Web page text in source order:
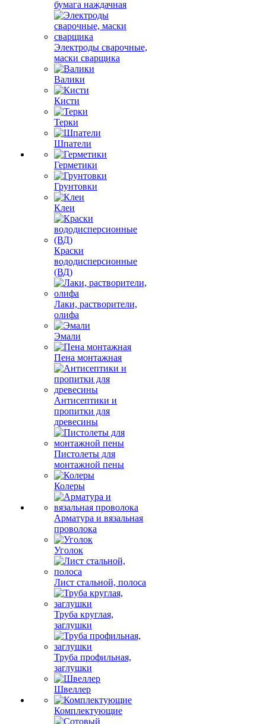
бумага наждачная
Электроды сварочные,
маски сварщика
Валики
Кисти
Терки
Шпатели
Герметики
Грунтовки
Клеи
Краски
вододисперсионные
(ВД)
Лаки, растворители,
олифа
Эмали
Пена монтажная
Антисептики и
пропитки для
древесины
Пистолеты для
монтажной пены
Колеры
Арматура и вязальная
проволока
Уголок
Лист стальной, полоса
Труба круглая,
заглушки
Труба профильная,
заглушки
Швеллер
Комплектующие